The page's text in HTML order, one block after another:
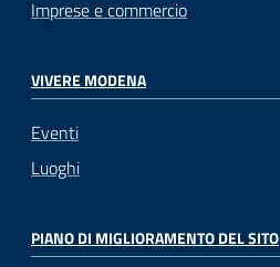
Imprese e commercio
VIVERE MODENA
Eventi
Luoghi
PIANO DI MIGLIORAMENTO DEL SITO